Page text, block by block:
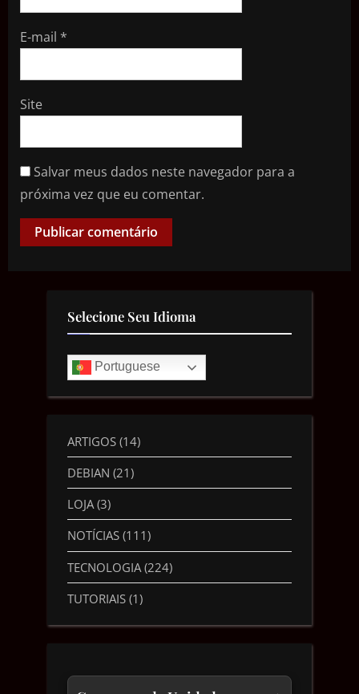
E-mail *
Site
Salvar meus dados neste navegador para a
próxima vez que eu comentar.
Selecione Seu Idioma
Portuguese
ARTIGOS (14)
DEBIAN (21)
LOJA(3)
NOTÍCIAS (111)
TECNOLOGIA (224)
TUTORIAIS (1)